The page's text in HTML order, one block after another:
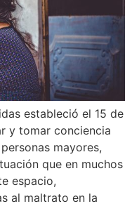
estableció el 15 de
y tomar conciencia
mayores,
que en muchos
espacio,
al maltrato en la